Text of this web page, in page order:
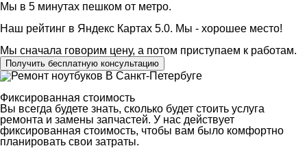
Мы в 5 минутах пешком от метро.
Наш рейтинг в Яндекс Картах 5.0. Мы - хорошее место!
Мы сначала говорим цену, а потом приступаем к работам.
Получить бесплатную консультацию
Фиксированная стоимость
Вы всегда будете знать, сколько будет стоить услуга
ремонта и замены запчастей. У нас действует
фиксированная стоимость, чтобы вам было комфортно
планировать свои затраты.